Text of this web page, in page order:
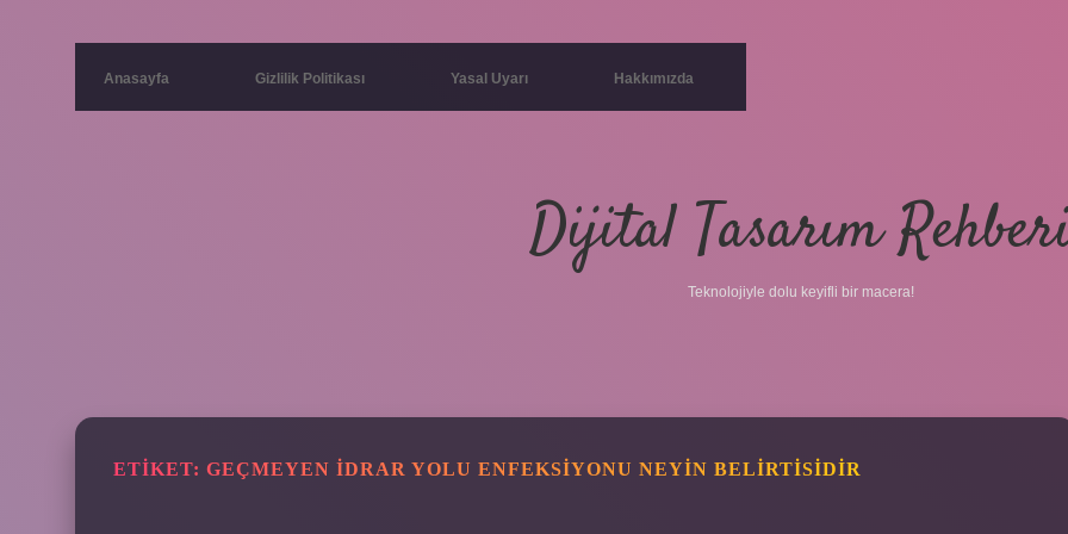
Anasayfa Gizlilik Politikası Yasal Uyarı Hakkımızda
Dijital Tasarım
Teknolojiyle dolu keyifli bir macera!
ETIKET: GEÇMEYEN IDRAR YOLU ENFEKSIYONU NEYIN BELIRTISIDIR